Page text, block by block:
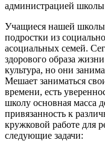
администрацией
Учащиеся нашей школы
подростки из
асоциальных семей.
здорового образа
культура, но они
Мешает заниматься
времени, есть
школу основная масса
привязанность к
кружковой работе для
следующие задачи: